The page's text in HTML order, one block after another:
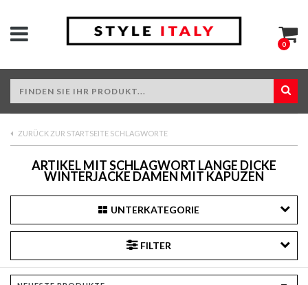
0
ZURÜCK ZUR STARTSEITE SCHLAGWORTE
ARTIKEL MIT SCHLAGWORT LANGE DICKE
WINTERJACKE DAMEN MIT KAPUZEN
UNTERKATEGORIE
FILTER